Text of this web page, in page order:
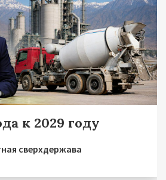
к 2029 году
сверхдержава